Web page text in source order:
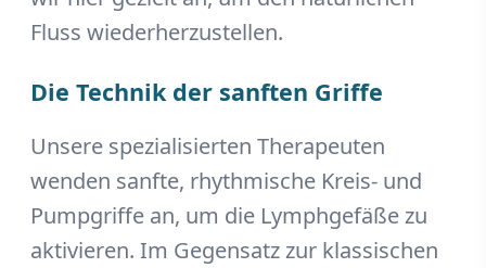
Fluss wiederherzustellen.
Die Technik der sanften Griffe
Unsere spezialisierten Therapeuten
wenden sanfte, rhythmische Kreis- und
Pumpgriffe an, um die Lymphgefäße zu
aktivieren. Im Gegensatz zur klassischen